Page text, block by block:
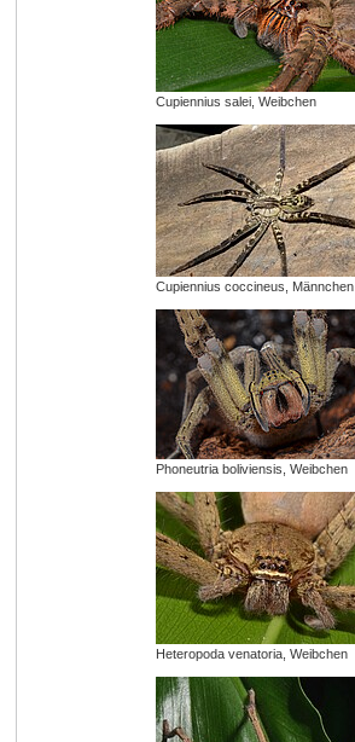
Cupiennius salei, Weibchen
Cupiennius coccineus, Männchen
Phoneutria boliviensis, Weibchen
Heteropoda venatoria, Weibchen